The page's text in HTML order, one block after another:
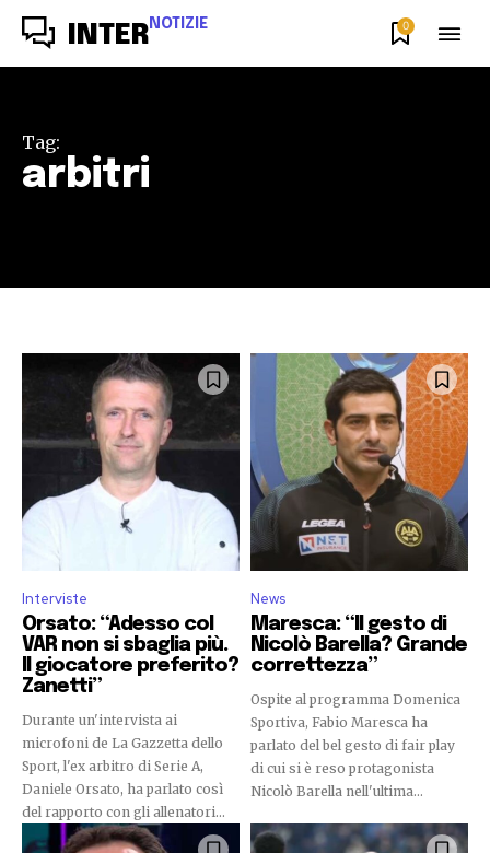
INTER NOTIZIE 0
Tag:
arbitri
Interviste
Orsato: “Adesso col
VAR non si sbaglia più.
Il giocatore preferito?
Zanetti”
Durante un'intervista ai
microfoni de La Gazzetta dello
Sport, l'ex arbitro di Serie A,
Daniele Orsato, ha parlato così
del rapporto con gli allenatori...
News
Maresca: “Il gesto di
Nicolò Barella? Grande
correttezza”
Ospite al programma Domenica
Sportiva, Fabio Maresca ha
parlato del bel gesto di fair play
di cui si è reso protagonista
Nicolò Barella nell'ultima...